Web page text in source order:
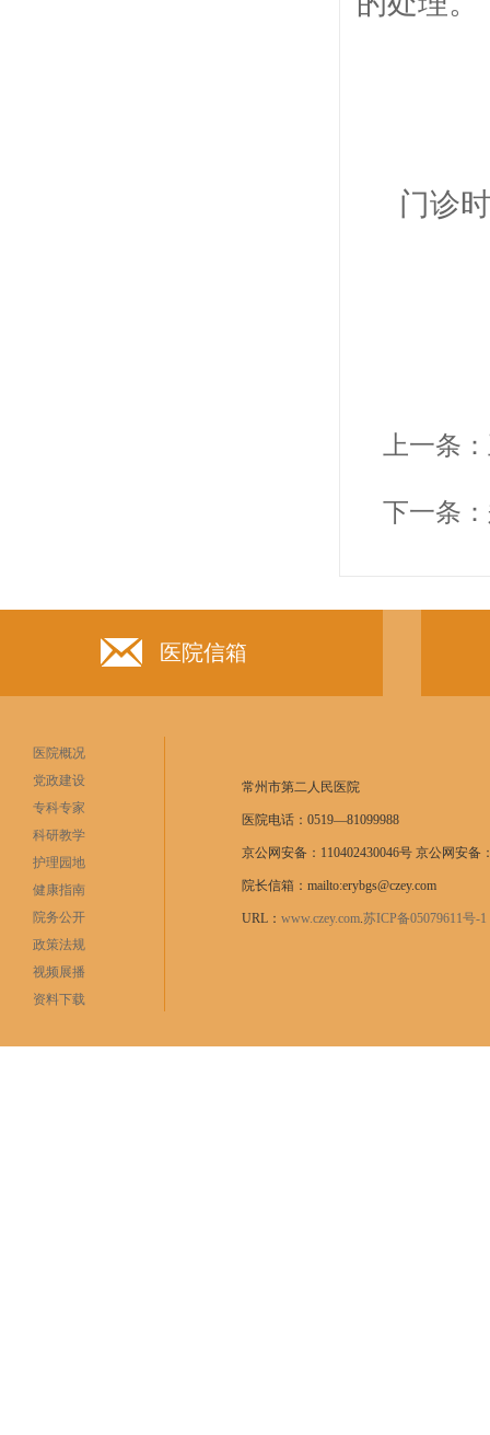
门诊
上一条：
下一条：
医院信箱
医院概况
党政建设
专科专家
科研教学
护理园地
健康指南
院务公开
政策法规
视频展播
资料下载
常州市第二人民医院
医院电话：0519—81099988
京公网安备：110402430046号 京公网安备
院长信箱：mailto:erybgs@czey.com
URL： www.czey.com.苏ICP备05079611号-